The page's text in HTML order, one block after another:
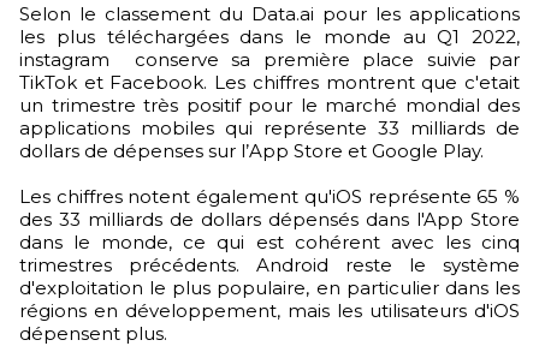
Selon le classement du Data.ai pour les applications
les plus téléchargées dans le monde au Q1 2022,
instagram conserve sa première place suivie par
TikTok et Facebook. Les chiffres montrent que c'etait
un trimestre très positif pour le marché mondial des
applications mobiles qui représente 33 milliards de
dollars de dépenses sur l’App Store et Google Play.
Les chiffres notent également qu'iOS représente 65 %
des 33 milliards de dollars dépensés dans l'App Store
dans le monde, ce qui est cohérent avec les cinq
trimestres précédents. Android reste le système
d'exploitation le plus populaire, en particulier dans les
régions en développement, mais les utilisateurs d'iOS
dépensent plus.